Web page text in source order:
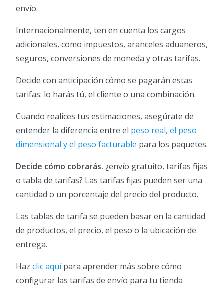
envío.
Internacionalmente, ten en cuenta los cargos
adicionales, como impuestos, aranceles aduaneros,
seguros, conversiones de moneda y otras tarifas.
Decide con anticipación cómo se pagarán estas
tarifas: lo harás tú, el cliente o una combinación.
Cuando realices tus estimaciones, asegúrate de
entender la diferencia entre el peso real, el peso
dimensional y el peso facturable para los paquetes.
Decide cómo cobrarás. ¿envío gratuito, tarifas fijas
o tabla de tarifas? Las tarifas fijas pueden ser una
cantidad o un porcentaje del precio del producto.
Las tablas de tarifa se pueden basar en la cantidad
de productos, el precio, el peso o la ubicación de
entrega.
Haz clic aquípara aprender más sobre cómo
configurar las tarifas de envío para tu tienda